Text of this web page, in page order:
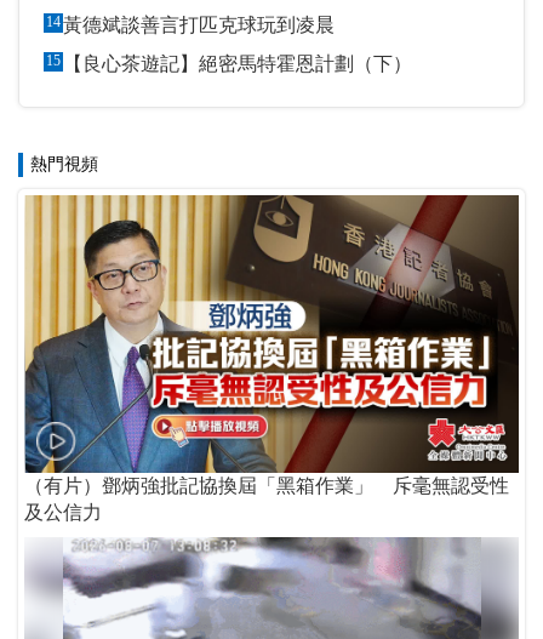
14黃德斌談善言打匹克球玩到凌晨
15 【良心茶遊記】絕密馬特霍恩計劃（下）
熱門視頻
（有片）鄧炳強批記協換屆「黑箱作業」 斥毫無認受性
及公信力